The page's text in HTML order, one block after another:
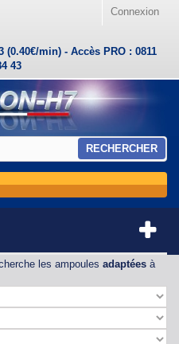
Connexion
(0.40€/min) - Accès PRO : 0811
43
RECHERCHER
les ampoules adaptées à